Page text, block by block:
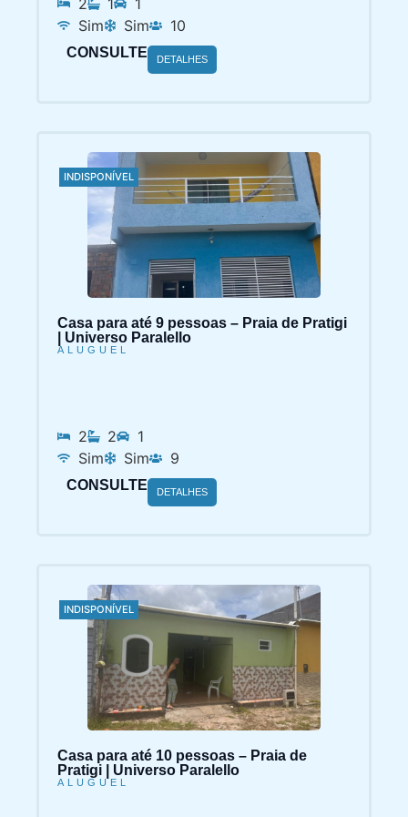
Sim
Sim 10
CONSULTE DETALHES
INDISPONÍVEL
Casa para até 9 pessoas – Praia de Pratigi
| Universo Paralello
ALUGUEL
2 2
1
Sim
Sim 9
CONSULTE DETALHES
INDISPONÍVEL
Casa para até 10 pessoas – Praia de
Pratigi | Universo Paralello
ALUGUEL